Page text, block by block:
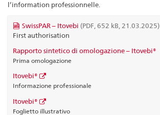
l’information professionnelle.
SwissPAR – Itovebi (PDF, 652 kB, 21.03.2025)
First authorisation
Rapporto sintetico di omologazione – Itovebi®
Prima omologazione
Itovebi®
Informazione professionale
Itovebi®
Foglietto illustrativo